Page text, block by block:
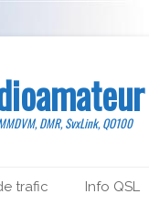
DMR, SvxLink, QO100
trafic Info QSL